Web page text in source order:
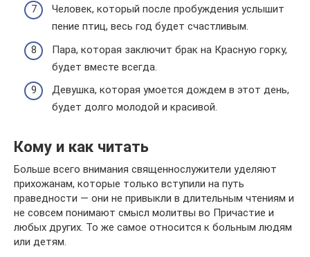
Человек, который после пробуждения услышит
пение птиц, весь год будет счастливым.
Пара, которая заключит брак на Красную горку,
будет вместе всегда.
Девушка, которая умоется дождем в этот день,
будет долго молодой и красивой.
Кому и как читать
Больше всего внимания священнослужители уделяют
прихожанам, которые только вступили на путь
праведности — они не привыкли в длительным чтениям и
не совсем понимают смысл молитвы во Причастие и
любых других. То же самое относится к больным людям
или детям.